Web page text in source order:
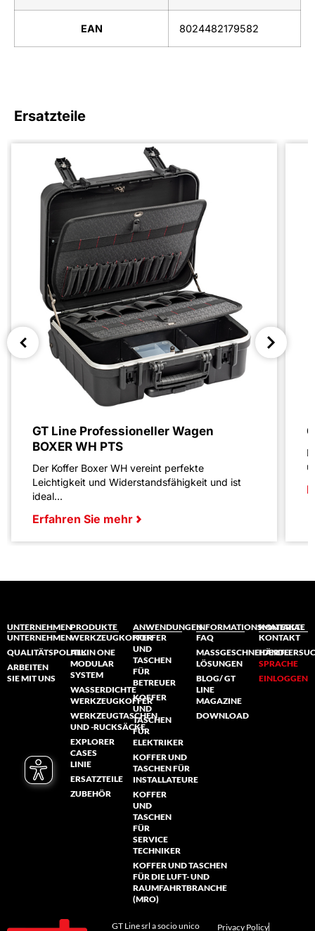
EAN 8024482179582
Ersatzteile
GT Line Professioneller Wagen
BOXER WH PTS
Der Koffer Boxer WH vereint perfekte
Leichtigkeit und Widerstandsfähigkeit und ist
ideal...
Erfahren Sie mehr
UNTERNEHMEN
UNTERNEHMEN
QUALITÄTSPOLITIK
ARBEITEN
SIE MIT UNS
PRODUKTE
WERKZEUGKOFFER
ALL IN ONE
MODULAR
SYSTEM
WASSERDICHTE
WERKZEUGKOFFER
WERKZEUGTASCHEN
UND -RUCKSÄCKE
EXPLORER
CASES
LINIE
ERSATZTEILE
ZUBEHÖR
ANWENDUNGEN
KOFFER
UND
TASCHEN
FÜR
BETREUER
KOFFER
UND
TASCHEN
FÜR
ELEKTRIKER
KOFFER UND
TASCHEN FÜR
INSTALLATEURE
KOFFER
UND
TASCHEN
FÜR
SERVICE
TECHNIKER
KOFFER UND TASCHEN
FÜR DIE LUFT- UND
RAUMFAHRTBRANCHE
(MRO)
INFORMATIONSMATERIAL
FAQ
MASSGESCHNEIDERTE L
ÖSUNGEN
BLOG/ GT
LINE
MAGAZINE
DOWNLOAD
KONTAKTE
KONTAKT
SPRACHE
EINLOGGEN
GT Line srl a socio unico Privacy Policy